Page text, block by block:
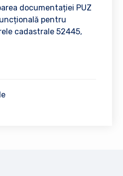
documentației PUZ
pentru
cadastrale 52445,